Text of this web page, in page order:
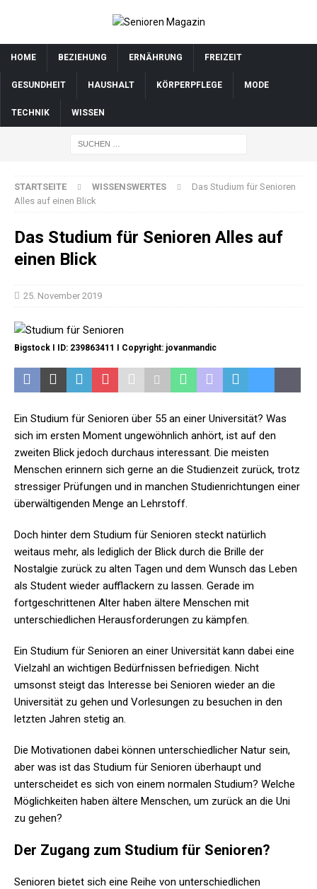
HOME BEZIEHUNG ERNÄHRUNG FREIZEIT
GESUNDHEIT HAUSHALT KÖRPERPFLEGE MODE
TECHNIK WISSEN
STARTSEITE WISSENSWERTES
Das Studium für Senioren
Alles auf einen Blick
Das Studium für Senioren Alles auf
einen Blick
25. November 2019
Bigstock I ID: 239863411 I Copyright: jovanmandic
Ein Studium für Senioren über 55 an einer Universität? Was
sich im ersten Moment ungewöhnlich anhört, ist auf den
zweiten Blick jedoch durchaus interessant. Die meisten
Menschen erinnern sich gerne an die Studienzeit zurück, trotz
stressiger Prüfungen und in manchen Studienrichtungen einer
überwältigenden Menge an Lehrstoff.
Doch hinter dem Studium für Senioren steckt natürlich
weitaus mehr, als lediglich der Blick durch die Brille der
Nostalgie zurück zu alten Tagen und dem Wunsch das Leben
als Student wieder aufflackern zu lassen. Gerade im
fortgeschrittenen Alter haben ältere Menschen mit
unterschiedlichen Herausforderungen zu kämpfen.
Ein Studium für Senioren an einer Universität kann dabei eine
Vielzahl an wichtigen Bedürfnissen befriedigen. Nicht
umsonst steigt das Interesse bei Senioren wieder an die
Universität zu gehen und Vorlesungen zu besuchen in den
letzten Jahren stetig an.
Die Motivationen dabei können unterschiedlicher Natur sein,
aber was ist das Studium für Senioren überhaupt und
unterscheidet es sich von einem normalen Studium? Welche
Möglichkeiten haben ältere Menschen, um zurück an die Uni
zu gehen?
Der Zugang zum Studium für Senioren?
Senioren bietet sich eine Reihe von unterschiedlichen